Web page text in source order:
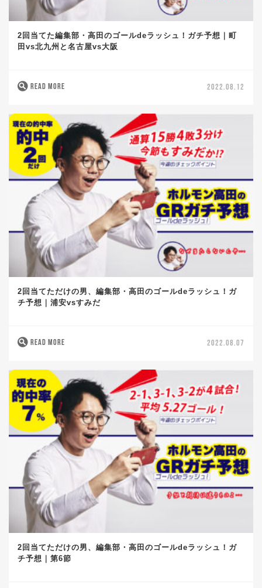
2回当てた編集部・高田のゴールdeラッシュ！ガチ予想｜町
田vs北九州と名古屋vs大阪
READ MORE 2022.08.12
2回当てただけの男、編集部・高田のゴールdeラッシュ！ガ
チ予想｜浦安vsすみだ
READ MORE 2022.08.07
2回当てただけの男、編集部・高田のゴールdeラッシュ！ガ
チ予想｜第6節